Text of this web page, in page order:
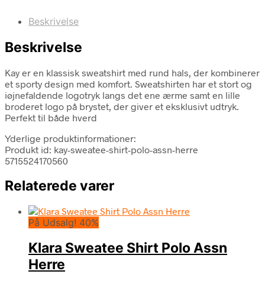
Beskrivelse
Beskrivelse
Kay er en klassisk sweatshirt med rund hals, der kombinerer
et sporty design med komfort. Sweatshirten har et stort og
iøjnefaldende logotryk langs det ene ærme samt en lille
broderet logo på brystet, der giver et eksklusivt udtryk.
Perfekt til både hverd
Yderlige produktinformationer:
Produkt id: kay-sweatee-shirt-polo-assn-herre
5715524170560
Relaterede varer
På Udsalg! 40%
Klara Sweatee Shirt Polo Assn
Herre